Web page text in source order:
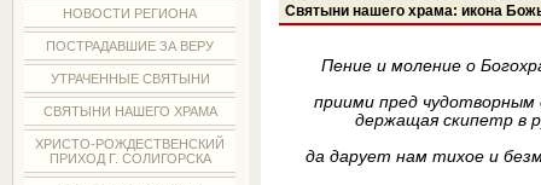
НОВОСТИ РЕГИОНА
ПОСТРАДАВШИЕ ЗА ВЕРУ
УТРАЧЕННЫЕ СВЯТЫНИ
СВЯТЫНИ НАШЕГО ХРАМА
ХРИСТО-РОЖДЕСТВЕНСКИЙ
ПРИХОД Г. СОЛИГОРСКА
Святыни нашего храма: икона
Пение и моление о
приими пред чудотворным
держащая скипетр в
да дарует нам тихое и